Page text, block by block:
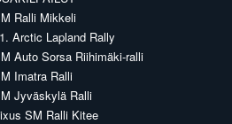
Ralli Mikkeli
Arctic Lapland Rally
Auto Sorsa Riihimäki-ralli
Imatra Ralli
Jyväskylä Ralli
SM Ralli Kitee